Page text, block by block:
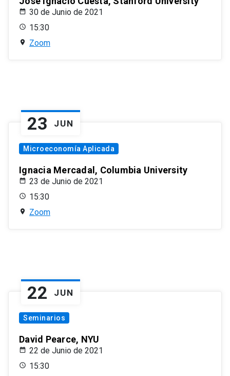
30 de Junio de 2021
15:30
Zoom
23 JUN
Microeconomía Aplicada
Ignacia Mercadal, Columbia University
23 de Junio de 2021
15:30
Zoom
22 JUN
Seminarios
David Pearce, NYU
22 de Junio de 2021
15:30